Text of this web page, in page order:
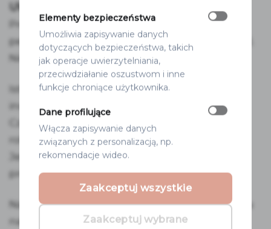
UWAGA!
Produkt wygląda jak na zdjęciu –
personalizujemy tylko treść (imiona, daty itp.).
Nie wysyłamy wizualizacji do akceptacji.
Istnieje możliwość stworzenia wzoru
indywidualnego.
Czas realizacji w tym przypadku to 7 dni
roboczych.
Jednorazowy koszt stworzenia nowego
projektu 35 zł
Naklejki uszlachetnione są folią, dzięki czemu
napisy mienią się, błyszczą.
Elementy bezpieczeństwa
Umożliwia zapisywanie danych
dotyczących bezpieczeństwa, takich
jak operacje uwierzytelniania,
przeciwdziałanie oszustwom i inne
funkcje chroniące użytkownika.
Dane profilujące
Włącza zapisywanie danych
związanych z personalizacją, np.
rekomendacje wideo.
Zaakceptuj wybrane
Zaakceptuj wszystkie